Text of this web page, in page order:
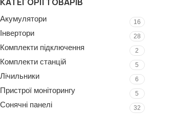
Акумулятори 16
Інвертори 28
Комплекти підключення 2
Комплекти станцій 5
Лічильники 6
Пристрої моніторингу 5
Сонячні панелі 32